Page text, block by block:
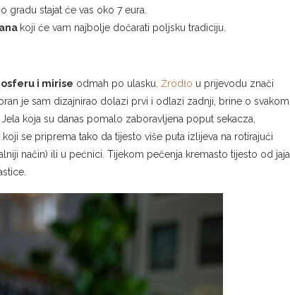
gradu stajat će vas oko 7 eura.
koji će vam najbolje dočarati poljsku tradiciju.
i mirise odmah po ulasku. Źródło u prijevodu znači
je sam dizajnirao dolazi prvi i odlazi zadnji, brine o svakom
koja su danas pomalo zaboravljena poput sekacza,
koji se priprema tako da tijesto više puta izlijeva na rotirajući
način) ili u pećnici. Tijekom pečenja kremasto tijesto od jaja